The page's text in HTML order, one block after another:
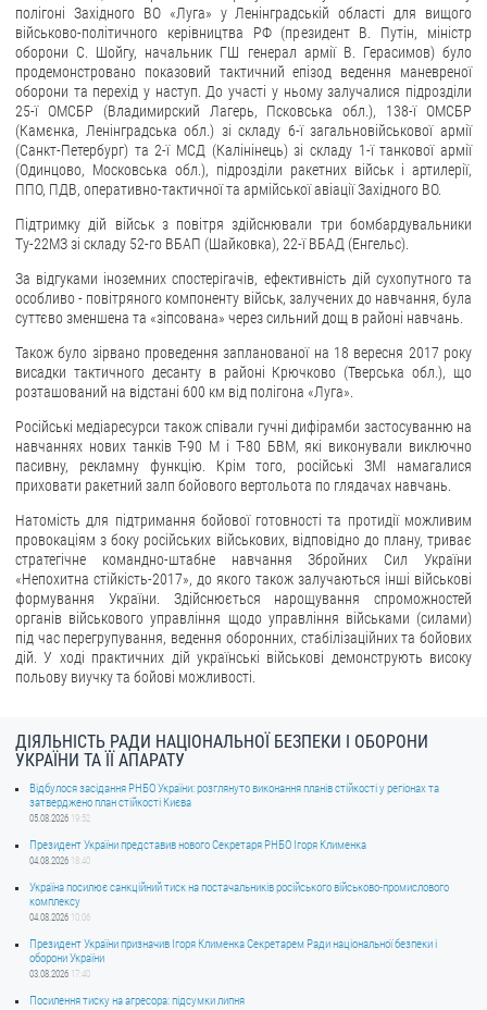
полігоні Західного ВО «Луга» у Ленінградській області для вищого
військово-політичного керівництва РФ (президент В. Путін, міністр
оборони С. Шойгу, начальник ГШ генерал армії В. Герасимов) було
продемонстровано показовий тактичний епізод ведення маневреної
оборони та перехід у наступ. До участі у ньому залучалися підрозділи
25-ї ОМСБР (Владимирский Лагерь, Псковська обл.), 138-ї ОМСБР
(Камєнка, Ленінградська обл.) зі складу 6-ї загальновійськової армії
(Санкт-Петербург) та 2-ї МСД (Калінінець) зі складу 1-ї танкової армії
(Одинцово, Московська обл.), підрозділи ракетних військ і артилерії,
ППО, ПДВ, оперативно-тактичної та армійської авіації Західного ВО.
Підтримку дій військ з повітря здійснювали три бомбардувальники
Ту-22МЗ зі складу 52-го ВБАП (Шайковка), 22-ї ВБАД (Енгельс).
За відгуками іноземних спостерігачів, ефективність дій сухопутного та
особливо - повітряного компоненту військ, залучених до навчання, була
суттєво зменшена та «зіпсована» через сильний дощ в районі навчань.
Також було зірвано проведення запланованої на 18 вересня 2017 року
висадки тактичного десанту в районі Крючково (Тверська обл.), що
розташований на відстані 600 км від полігона «Луга».
Російські медіаресурси також співали гучні дифірамби застосуванню на
навчаннях нових танків Т-90 М і Т-80 БВМ, які виконували виключно
пасивну, рекламну функцію. Крім того, російські ЗМІ намагалися
приховати ракетний залп бойового вертольота по глядачах навчань.
Натомість для підтримання бойової готовності та протидії можливим
провокаціям з боку російських військових, відповідно до плану, триває
стратегічне командно-штабне навчання Збройних Сил України
«Непохитна стійкість-2017», до якого також залучаються інші військові
формування України. Здійснюється нарощування спроможностей
органів військового управління щодо управління військами (силами)
під час перегрупування, ведення оборонних, стабілізаційних та бойових
дій. У ході практичних дій українські військові демонструють високу
польову виучку та бойові можливості.
ДІЯЛЬНІСТЬ РАДИ НАЦІОНАЛЬНОЇ БЕЗПЕКИ І ОБОРОНИ
УКРАЇНИ ТА ЇЇ АПАРАТУ
Відбулося засідання РНБО України: розглянуто виконання планів стійкості у регіонах та
затверджено план стійкості Києва
05.08.2026 19:52
Президент України представив нового Секретаря РНБО Ігоря Клименка
04.08.2026 18:40
Україна посилює санкційний тиск на постачальників російського військово-промислового
комплексу
04.08.2026 10:06
Президент України призначив Ігоря Клименка Секретарем Ради національної безпеки і
оборони України
03.08.2026 17:40
Посилення тиску на агресора: підсумки липня